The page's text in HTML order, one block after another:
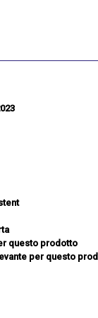
questo prodotto
per questo